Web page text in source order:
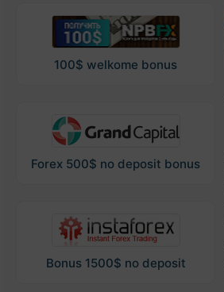
100$ welkome bonus
Forex 500$ no deposit bonus
Bonus 1500$ no deposit